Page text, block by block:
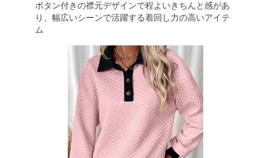
ボタン付きの襟元デザインで程よいきちんと感があ
り、幅広いシーンで活躍する着回し力の高いアイテ
ム